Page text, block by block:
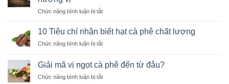
phê
A
Z
người
Chức năng bình luận bị tắtở
dẫn
xay
phê
nhà
10 Tiêu chí nhận biết hạt cà phê chất lượng
Chức năng bình luận bị tắtở
Tiêu
chí
nhận
Giải mã vị ngọt cà phê đến từ đâu?
Chức năng bình luận bị tắtở